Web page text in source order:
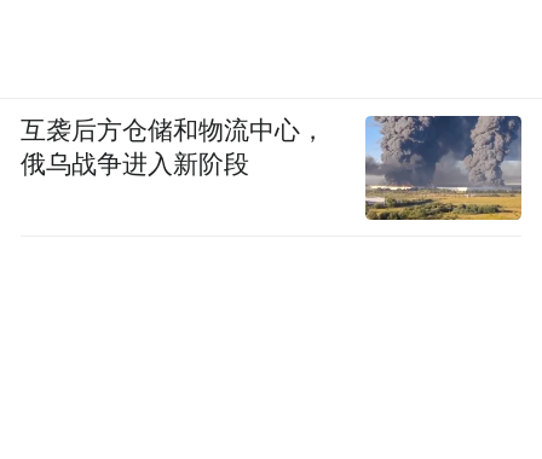
互袭后方仓储和物流中心，
俄乌战争进入新阶段